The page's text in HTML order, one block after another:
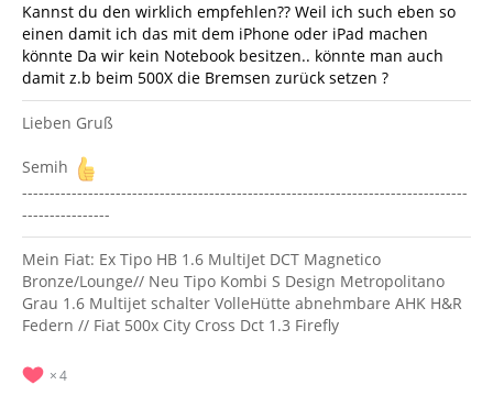
Kannst du den wirklich empfehlen?? Weil ich such eben so
einen damit ich das mit dem iPhone oder iPad machen
könnte Da wir kein Notebook besitzen.. könnte man auch
damit z.b beim 500X die Bremsen zurück setzen ?
Lieben Gruß
Semih
---------------------------------------------------------------------------------
----------------
Mein Fiat: Ex Tipo HB 1.6 MultiJet DCT Magnetico
Bronze/Lounge// Neu Tipo Kombi S Design Metropolitano
Grau 1.6 Multijet schalter VolleHütte abnehmbare AHK H&R
Federn // Fiat 500x City Cross Dct 1.3 Firefly
4